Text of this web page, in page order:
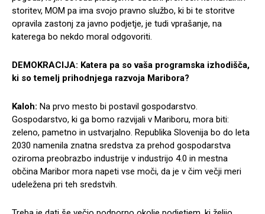
storitev, MOM pa ima svojo pravno službo, ki bi te storitve
opravila zastonj za javno podjetje, je tudi vprašanje, na
katerega bo nekdo moral odgovoriti.
DEMOKRACIJA: Katera pa so vaša programska izhodišča,
ki so temelj prihodnjega razvoja Maribora?
Kaloh: Na prvo mesto bi postavil gospodarstvo.
Gospodarstvo, ki ga bomo razvijali v Mariboru, mora biti:
zeleno, pametno in ustvarjalno. Republika Slovenija bo do leta
2030 namenila znatna sredstva za prehod gospodarstva
oziroma preobrazbo industrije v industrijo 4.0 in mestna
občina Maribor mora napeti vse moči, da je v čim večji meri
udeležena pri teh sredstvih.